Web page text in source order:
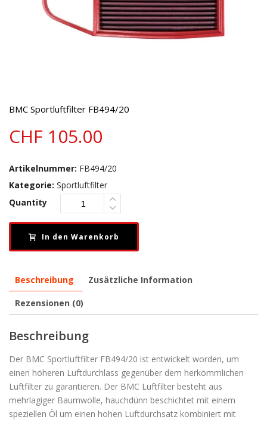
BMC Sportluftfilter FB494/20
CHF 105.00
Artikelnummer: FB494/20
Kategorie: Sportluftfilter
Quantity
In den Warenkorb
Beschreibung Zusätzliche Information
Rezensionen (0)
Beschreibung
Der BMC Sportluftfilter FB494/20 ist entwickelt worden, um
einen höheren Luftdurchlass gegenüber dem herkömmlichen
Luftfilter zu garantieren. Der BMC Luftfilter besteht aus
mehrlagiger Baumwolle, hauchdünn beschichtet mit einem
speziellen Öl um einen hohen Luftdurchsatz kombiniert mit